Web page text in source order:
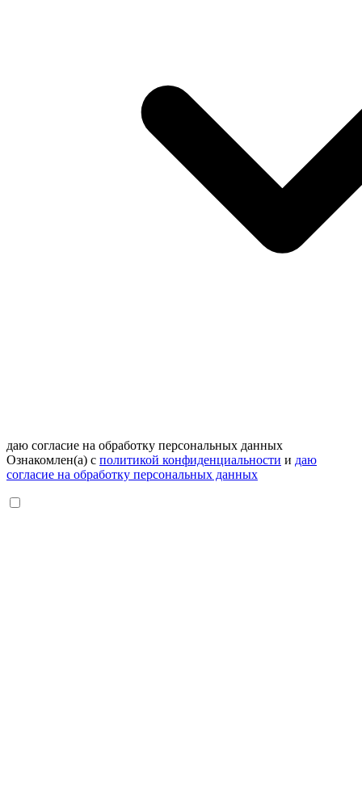
даю согласие на обработку персональных данных
Ознакомлен(а) с политикой конфиденциальности и даю
согласие на обработку персональных данных